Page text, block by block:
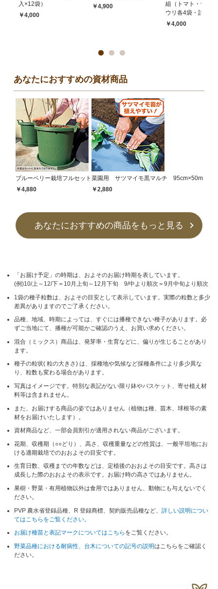
入×12袋）
￥4,000
￥4,900
組（トマト・ナス
ウリ各4袋・計12袋
￥4,000
あなたにおすすめの資材商品
ブルーベリー栽培フルセット
￥4,880
菜園用 サツマイモ黒マルチ 95cm×50m
￥2,880
あなたにおすすめの商品をもっと見る
「お届け予定」の時期は、およそのお届け時期を表しています。
(例)10/上～12/下＝10月上旬～12月下旬 9/中より順次＝9月中旬より順次
1袋の種子粒数は、およその目安として表示しています。実際の粒数と多少
差異がありますのでご了承ください。
品種、地域、時期によっては、すぐには播種できない種子があります。必
ずご当地にて、播種が可能かご確認のうえ、お買い求めください。
混合（ミックス）商品は、発芽率・生育などに、偏りが生じることがあり
ます。
種子の粒状( 粒の大きさ) は、採種地や気候など採種条件により多少異な
り、粒数も変わる場合があります。
写真はイメージです。特別な表記がない限り鉢やバスケット、寄せ植え材
料等は含まれません。
また、お届けする商品の姿ではありません（植物は種、苗木、球根等の素
材をお届けいたします）。
資材商品など、一部会員割引が適用されない商品がございます。
花期、収穫期（○○どり）、高さ、収穫重量などの性質は、一般平坦地にお
ける適期栽培でのおおよその目安です。
生育日数、収穫までの年数などは、定植後のおおよその目安です。高さは
成長した際のおおよその表示です。お届け時の高さではありません。
果樹・野菜・有用植物以外は食用ではありません、動物にも与えないでく
ださい。
PVP 農水省登録品種、R 登録商標、契約販売品種など、詳しい説明につい
てはこちらをご覧ください。
お届け種苗と表記マークについてはこちら をご覧ください。
野菜品種における耐病性、台木についての記号の説明はこちらをご確認く
ださい。